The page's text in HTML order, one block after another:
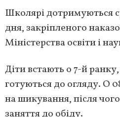
Школярі дотримуються
дня, закріпленого
Міністерства освіти і
Діти встають о 7-й
готуються до огляду. О
на шикування, після